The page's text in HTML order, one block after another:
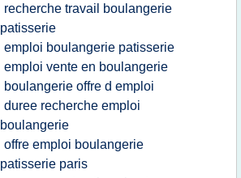
recherche travail boulangerie
patisserie
emploi boulangerie patisserie
emploi vente en boulangerie
boulangerie offre d emploi
duree recherche emploi
boulangerie
offre emploi boulangerie
patisserie paris